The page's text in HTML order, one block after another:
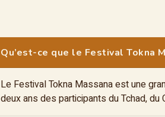
Qu’est-ce que le Festival Tokna
Le Festival Tokna Massana est une
deux ans des participants du Tchad,